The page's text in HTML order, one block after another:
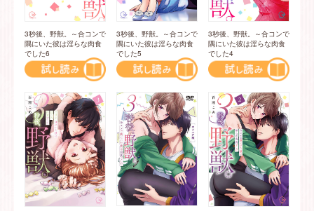
3秒後、野獣。～合コンで
隅にいた彼は淫らな肉食
でした6
3秒後、野獣。～合コンで
隅にいた彼は淫らな肉食
でした5
3秒後、野獣。～合コンで
隅にいた彼は淫らな肉食
でした4